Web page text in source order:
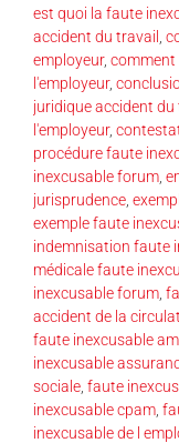
est quoi la faute
accident du travail
employeur, comment
l'employeur,
juridique accident du
l'employeur,
procédure faute
inexcusable forum
jurisprudence
exemple faute
indemnisation faute
médicale faute
inexcusable forum
accident de la
faute inexcusable
inexcusable
sociale faute
inexcusable cpam
inexcusable de l